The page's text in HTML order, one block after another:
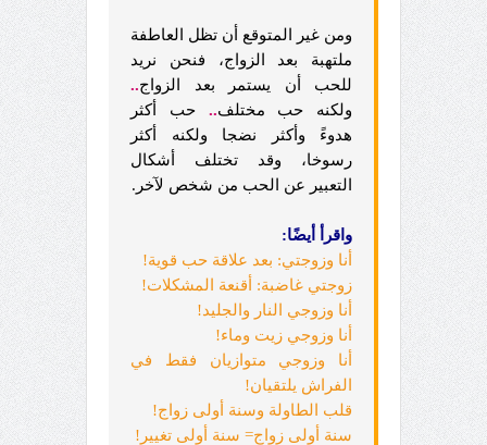
ومن غير المتوقع أن تظل العاطفة
ملتهبة بعد الزواج، فنحن نريد
للحب أن يستمر بعد الزواج..
ولكنه حب مختلف..
حب أكثر
هدوءً وأكثر نضجا ولكنه أكثر
رسوخا، وقد تختلف أشكال
التعبير عن الحب من شخص لآخر.
واقرأ أيضًا:
أنا وزوجتي: بعد علاقة حب قوية!
زوجتي غاضبة: أقنعة المشكلات!
أنا وزوجي النار والجليد!
أنا وزوجي زيت وماء!
أنا وزوجي متوازيان فقط في
الفراش يلتقيان!
قلب الطاولة وسنة أولى زواج!
سنة أولى زواج= سنة أولى تغيير!